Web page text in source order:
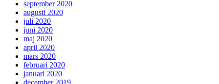
september 2020
augusti 2020
juli 2020
juni 2020
maj 2020
april 2020
mars 2020
februari 2020
januari 2020
december 2019